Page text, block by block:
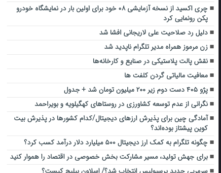
چری اکسید از نسخه آزمایشی ۰۸ خود برای اولین بار در نمایشگاه خودرو
پکن رونمایی کرد
دلیل رد صلاحیت علی لاریجانی افشا شد
زن مرموز همراه مدیر تلگرام ناپدید شد
نقش پالت پلاستیکی در صنایع و کارخانه‌ها
معافیت مالیاتی گردن کلفت ها
پژو ۴۰۵ دست دوم زیر ۲۰۰ میلیون تومان شد + جدول
نگرانی از عدم توسعه کشاورزی در روستاهای کهگیلویه و بویراحمد
آمادگی چین برای پذیرش ارزهای دیجیتال/کدام کشور‌ها در پذیرش بیت
کوین پیشتاز بوده‌اند؟
چگونه تلگرام به کمک ارز دیجیتال ۵۰۰ میلیارد دلار درآمد کسب کرد؟
برای جهش تولید، مسیر مشارکت بخش خصوصی در اقتصاد را هموار کنید